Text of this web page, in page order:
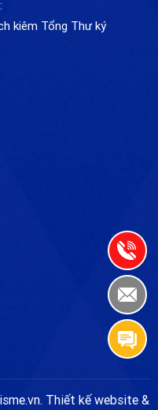
kiêm Tổng Thư ký
Thiết kế website &